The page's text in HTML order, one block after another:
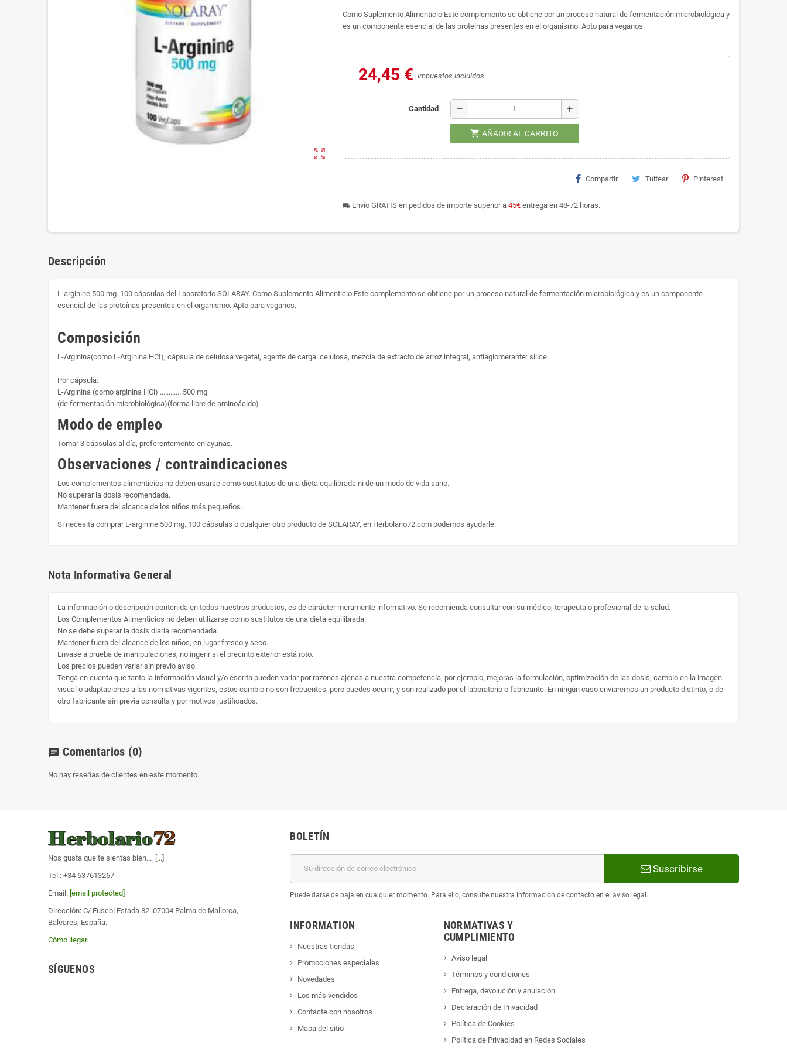
zoom_out_map
Como Suplemento Alimenticio Este complemento se obtiene por un proceso natural de fermentación microbiológica y
es un componente esencial de las proteínas presentes en el organismo. Apto para veganos.
24,45 € Impuestos incluidos
Cantidad remove add
shopping_cart AÑADIR AL CARRITO
Compartir Tuitear Pinterest
local_shippingEnvío GRATIS en pedidos de importe superior a 45€entrega en 48-72 horas.
Descripción
L-arginine 500 mg. 100 cápsulas del Laboratorio SOLARAY. Como Suplemento Alimenticio Este complemento se obtiene por un proceso natural de fermentación microbiológica y es un componente
esencial de las proteínas presentes en el organismo. Apto para veganos.
Composición
L-Arginina(como L-Arginina HCI), cápsula de celulosa vegetal, agente de carga: celulosa, mezcla de extracto de arroz integral, antiaglomerante: sílice.
Por cápsula:
L-Arginina (como arginina HCl) .............500 mg
(de fermentación microbiológica)(forma libre de aminoácido)
Modo de empleo
Tomar 3 cápsulas al día, preferentemente en ayunas.
Observaciones / contraindicaciones
Los complementos alimenticios no deben usarse como sustitutos de una dieta equilibrada ni de un modo de vida sano.
No superar la dosis recomendada.
Mantener fuera del alcance de los niños más pequeños.
Si necesita comprar L-arginine 500 mg. 100 cápsulas o cualquier otro producto de SOLARAY, en Herbolario72.com podemos ayudarle.
Nota Informativa General
La información o descripción contenida en todos nuestros productos, es de carácter meramente informativo. Se recomienda consultar con su médico, terapeuta o profesional de la salud.
Los Complementos Alimenticios no deben utilizarse como sustitutos de una dieta equilibrada.
No se debe superar la dosis diaria recomendada.
Mantener fuera del alcance de los niños, en lugar fresco y seco.
Envase a prueba de manipulaciones, no ingerir si el precinto exterior está roto.
Los precios pueden variar sin previo aviso.
Tenga en cuenta que tanto la información visual y/o escrita pueden variar por razones ajenas a nuestra competencia, por ejemplo, mejoras la formulación, optimización de las dosis, cambio en la imagen
visual o adaptaciones a las normativas vigentes, estos cambio no son frecuentes, pero puedes ocurrir, y son realizado por el laboratorio o fabricante. En ningún caso enviaremos un producto distinto, o de
otro fabricante sin previa consulta y por motivos justificados.
chat Comentarios (0)
No hay reseñas de clientes en este momento.
Nos gusta que te sientas bien... [ ...
Tel.: +34 637613267
Email: [email protected]
Dirección: C/ Eusebi Estada 82. 07004 Palma de Mallorca,
Baleares, España.
Cómo llegar.
SÍGUENOS
BOLETÍN
Suscribirse
Puede darse de baja en cualquier momento. Para ello, consulte nuestra información de contacto en el aviso legal.
INFORMATION
Nuestras tiendas
Promociones especiales
Novedades
Los más vendidos
Contacte con nosotros
Mapa del sitio
NORMATIVAS Y
CUMPLIMIENTO
Aviso legal
Términos y condiciones
Entrega, devolución y anulación
Declaración de Privacidad
Política de Cookies
Política de Privacidad en Redes Sociales